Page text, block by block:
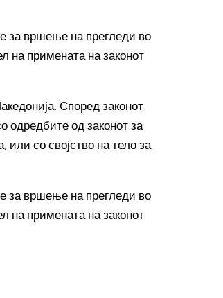
за вршење на прегледи во
на примената на законот
Според законот
одредбите од законот за
или со својство на тело за
за вршење на прегледи во
на примената на законот